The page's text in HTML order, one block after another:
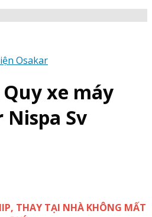
Osakar
Quy xe máy
Sv
THAY TẠI NHÀ KHÔNG MẤT